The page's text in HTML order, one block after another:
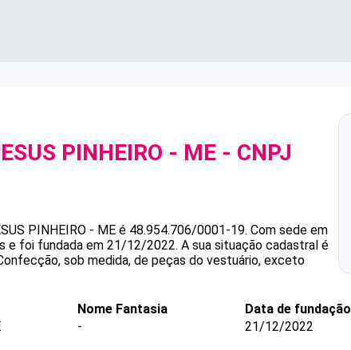
PINHEIRO - ME - CNPJ
PINHEIRO - ME é 48.954.706/0001-19. Com sede em
e foi fundada em 21/12/2022. A sua situação cadastral é
sob medida, de peças do vestuário, exceto
Nome Fantasia
-
Data de fundação
21/12/2022